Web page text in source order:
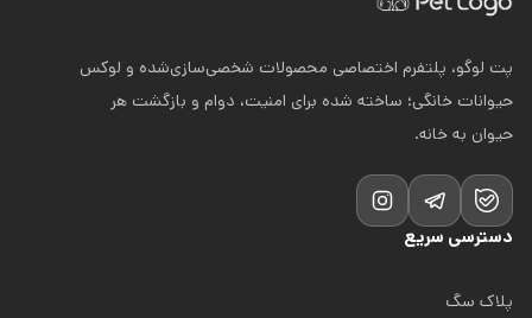
پت لوگو، پلتفرم اختصاصی محصولات شخصی‌سازی‌شده و لوکس
حیوانات خانگی؛ ساخته شده برای امنیت، دوام و بازگشت هر
حیوان به خانه.
دسترسی سریع
پلاک سگ